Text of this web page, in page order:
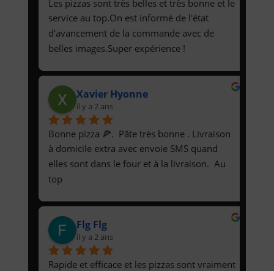
Les pizzas sont très belles et très bonne et le
service au top.On est informé de l'état
d'avancement de la commande avec de
belles images.Super expérience !
Xavier Hyonne
il y a 2 ans
Bonne pizza 🍕.  Pâte très bonne . Livraison
à domicile extra avec envoie SMS quand
elles sont dans le four et à la livraison.  Au
top
Flg Flg
il y a 2 ans
Rapide et efficace et les pizzas sont vraiment